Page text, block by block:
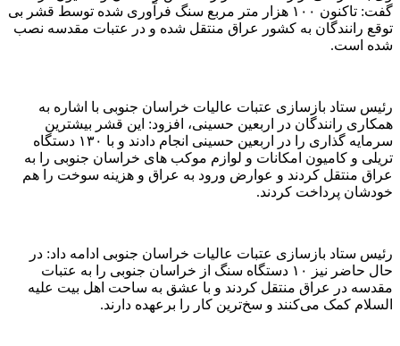
گفت: تاکنون ۱۰۰ هزار متر مربع سنگ فرآوری شده توسط قشر بی
توقع رانندگان به کشور عراق منتقل شده و در عتبات مقدسه نصب
شده است.
رئیس ستاد بازسازی عتبات عالیات خراسان جنوبی با اشاره به
همکاری رانندگان در اربعین حسینی، افزود: این قشر بیشترین
سرمایه گذاری را در اربعین حسینی انجام دادند و با ۱۳۰ دستگاه
تریلی و کامیون امکانات و لوازم موکب های خراسان جنوبی را به
عراق منتقل کردند و عوارض ورود به عراق و هزینه سوخت را هم
خودشان پرداخت کردند.
رئیس ستاد بازسازی عتبات عالیات خراسان جنوبی ادامه داد: در
حال حاضر نیز ۱۰ دستگاه سنگ از خراسان جنوبی را به عتبات
مقدسه در عراق منتقل کردند و با عشق به ساحت اهل بیت علیه
السلام کمک می‌کنند و سخ‌ترین کار را برعهده دارند.